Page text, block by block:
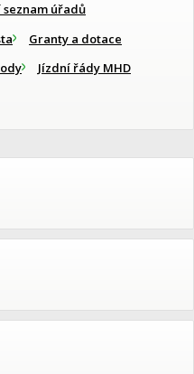
úřadů
Granty a dotace
Jízdní řády MHD